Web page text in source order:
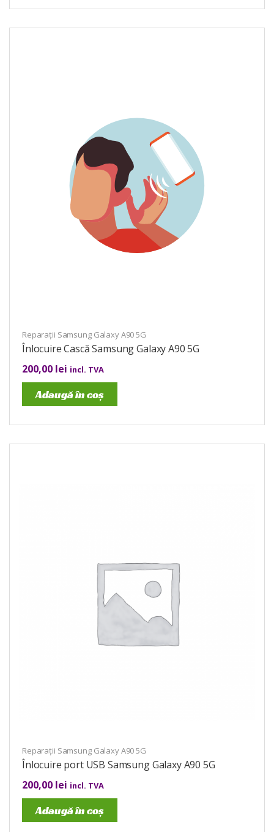
Reparații Samsung Galaxy A90 5G
Înlocuire Cască Samsung Galaxy A90 5G
200,00 lei incl. TVA
Adaugă în coș
Reparații Samsung Galaxy A90 5G
Înlocuire port USB Samsung Galaxy A90 5G
200,00 lei incl. TVA
Adaugă în coș